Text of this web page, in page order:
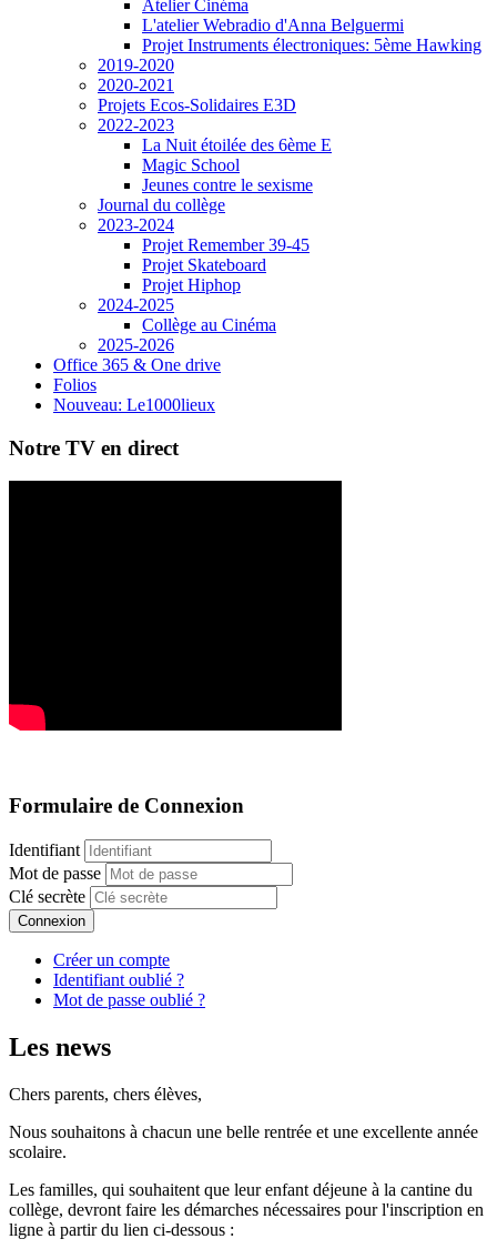
Atelier Cinéma
L'atelier Webradio d'Anna Belguermi
Projet Instruments électroniques: 5ème Hawking
2019-2020
2020-2021
Projets Ecos-Solidaires E3D
2022-2023
La Nuit étoilée des 6ème E
Magic School
Jeunes contre le sexisme
Journal du collège
2023-2024
Projet Remember 39-45
Projet Skateboard
Projet Hiphop
2024-2025
Collège au Cinéma
2025-2026
Office 365 & One drive
Folios
Nouveau: Le1000lieux
Notre TV en direct
Formulaire de Connexion
Identifiant
Mot de passe
Clé secrète
Connexion
Créer un compte
Identifiant oublié ?
Mot de passe oublié ?
Les news
Chers parents, chers élèves,
Nous souhaitons à chacun une belle rentrée et une excellente année
scolaire.
Les familles, qui souhaitent que leur enfant déjeune à la cantine du
collège, devront faire les démarches nécessaires pour l'inscription en
ligne à partir du lien ci-dessous :